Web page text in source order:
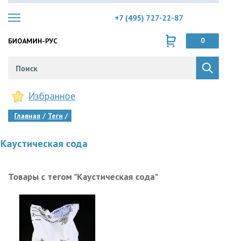
+7 (495) 727-22-87
БИОАМИН-РУС 0
Избранное
Главная Теги
Каустическая сода
Товары с тегом "Каустическая сода"